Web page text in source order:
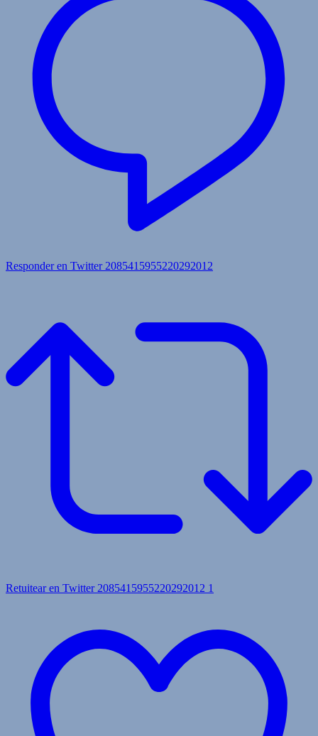
Responder en Twitter 2085415955220292012
Retuitear en Twitter 2085415955220292012 1